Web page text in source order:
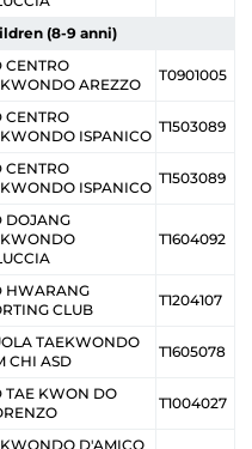
(8-9 anni)
CENTRO
AREZZO
T0901005
CENTRO
ISPANICO
T1503089
CENTRO
ISPANICO
T1503089
DOJANG
T1604092
HWARANG
CLUB
T1204107
TAEKWONDO
CHI ASD
T1605078
TAE KWON DO
T1004027
D'AMICO